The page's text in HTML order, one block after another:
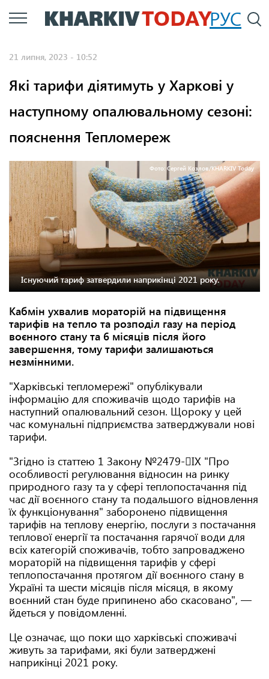
Перейти
до
РУС
21 липня, 2023 - 10:52
Які тарифи діятимуть у Харкові у
наступному опалювальному сезоні:
пояснення Тепломереж
Фото: Сергей Козлов/KHARKIV Today
Існуючий тариф затвердили наприкінці 2021 року.
Кабмін ухвалив мораторій на підвищення
тарифів на тепло та розподіл газу на період
воєнного стану та 6 місяців після його
завершення, тому тарифи залишаються
незмінними.
"Харківські тепломережі" опублікували
інформацію для споживачів щодо тарифів на
наступний опалювальний сезон. Щороку у цей
час комунальні підприємства затверджували нові
тарифи.
"Згідно із статтею 1 Закону №2479-ІХ "Про
особливості регулювання відносин на ринку
природного газу та у сфері теплопостачання під
час дії воєнного стану та подальшого відновлення
їх функціонування" заборонено підвищення
тарифів на теплову енергію, послуги з постачання
теплової енергії та постачання гарячої води для
всіх категорій споживачів, тобто запроваджено
мораторій на підвищення тарифів у сфері
теплопостачання протягом дії воєнного стану в
Україні та шести місяців після місяця, в якому
воєнний стан буде припинено або скасовано", —
йдеться у повідомленні.
Це означає, що поки що харківські споживачі
живуть за тарифами, які були затверджені
наприкінці 2021 року.